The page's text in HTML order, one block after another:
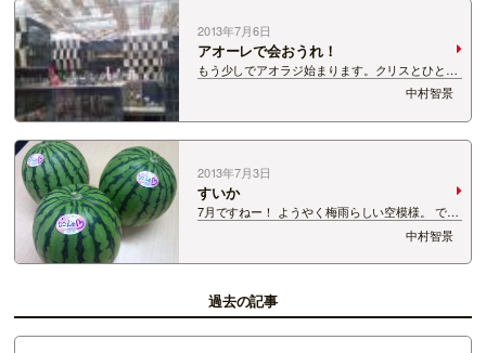
2013年7月6日
アオーレで会おうれ！
もう少しでアオラジ始まります。クリスとひとみ
中村智景
2013年7月3日
すいか
7月ですねー！ ようやく梅雨らしい空模様。 でも
大雨は避けたいものです。 少しずつ、大地に潤い
をくれればいいのですがっ。 夏のフルーツ、すい
かが届きました！ありがとう！ 初めての品種。
中村智景
過去の記事